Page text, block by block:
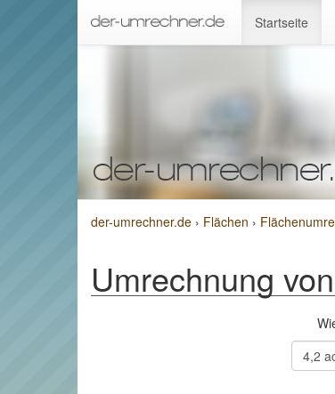
Startseite
der-umrechner.de › Flächen ›
Umrechnung